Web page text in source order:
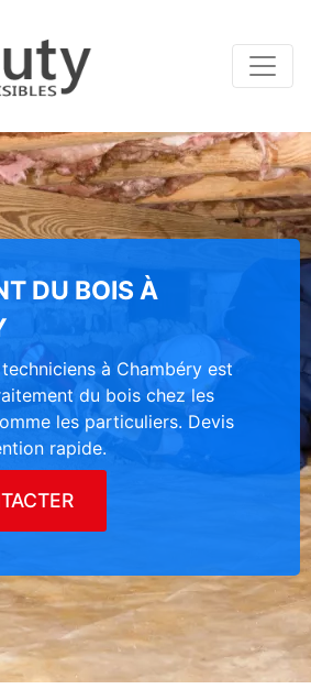
DU BOIS À
à Chambéry est
du bois chez les
les particuliers. Devis
rapide.